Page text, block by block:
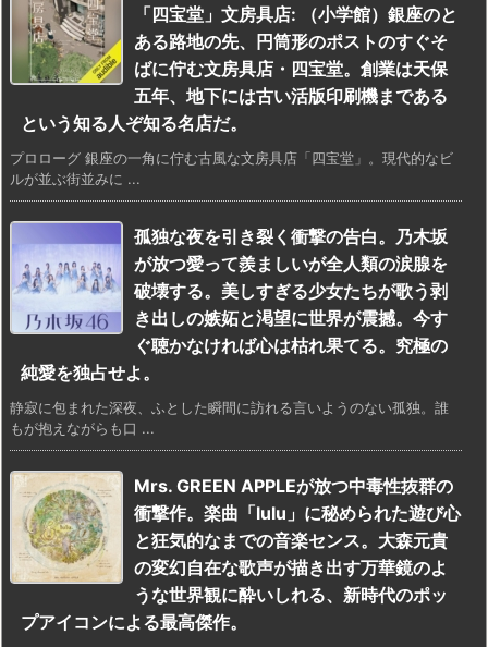
「四宝堂」文房具店: （小学館）銀座のと
ある路地の先、円筒形のポストのすぐそ
ばに佇む文房具店・四宝堂。創業は天保
五年、地下には古い活版印刷機まである
という知る人ぞ知る名店だ。
プロローグ 銀座の一角に佇む古風な文房具店「四宝堂」。現代的なビ
ルが並ぶ街並みに ...
孤独な夜を引き裂く衝撃の告白。乃木坂
が放つ愛って羨ましいが全人類の涙腺を
破壊する。美しすぎる少女たちが歌う剥
き出しの嫉妬と渇望に世界が震撼。今す
ぐ聴かなければ心は枯れ果てる。究極の
純愛を独占せよ。
静寂に包まれた深夜、ふとした瞬間に訪れる言いようのない孤独。誰
もが抱えながらも口 ...
Mrs. GREEN APPLEが放つ中毒性抜群の
衝撃作。楽曲「lulu」に秘められた遊び心
と狂気的なまでの音楽センス。大森元貴
の変幻自在な歌声が描き出す万華鏡のよ
うな世界観に酔いしれる、新時代のポッ
プアイコンによる最高傑作。